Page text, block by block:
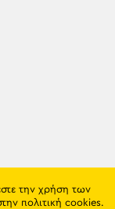
την χρήση των
πολιτική cookies.